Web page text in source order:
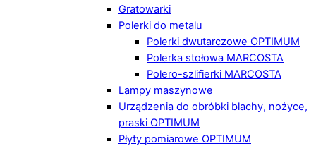
Gratowarki
Polerki do metalu
Polerki dwutarczowe OPTIMUM
Polerka stołowa MARCOSTA
Polero-szlifierki MARCOSTA
Lampy maszynowe
Urządzenia do obróbki blachy, nożyce,
praski OPTIMUM
Płyty pomiarowe OPTIMUM